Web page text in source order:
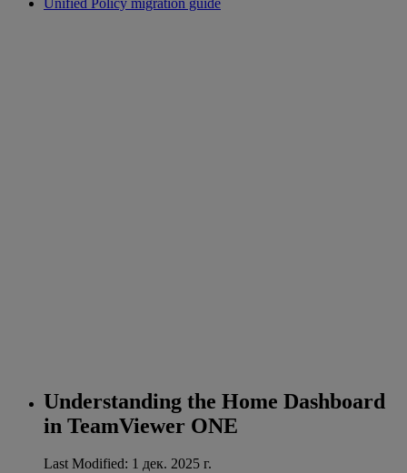
Understanding the Home Dashboard
in TeamViewer ONE
Last Modified: 1 дек. 2025 г.